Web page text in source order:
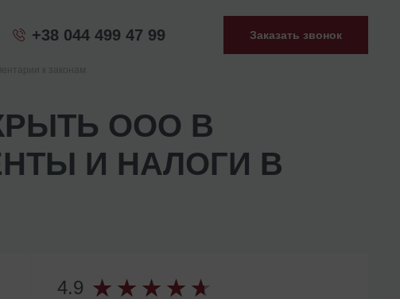
+38 044 499 47 99 Заказать звонок
ООО В
И НАЛОГИ В
4.9